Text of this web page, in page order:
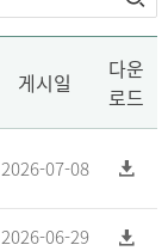
게시일
다운
로드
2026-07-08
2026-06-29